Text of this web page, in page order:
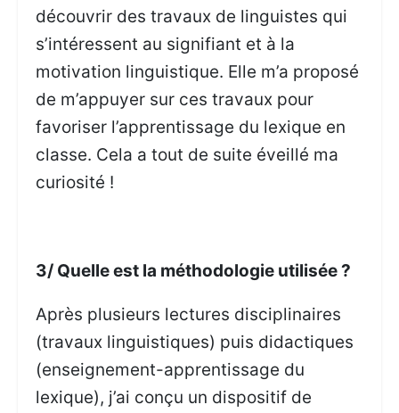
découvrir des travaux de linguistes qui
s’intéressent au signifiant et à la
motivation linguistique. Elle m’a proposé
de m’appuyer sur ces travaux pour
favoriser l’apprentissage du lexique en
classe. Cela a tout de suite éveillé ma
curiosité !
3/ Quelle est la méthodologie utilisée ?
Après plusieurs lectures disciplinaires
(travaux linguistiques) puis didactiques
(enseignement-apprentissage du
lexique), j’ai conçu un dispositif de